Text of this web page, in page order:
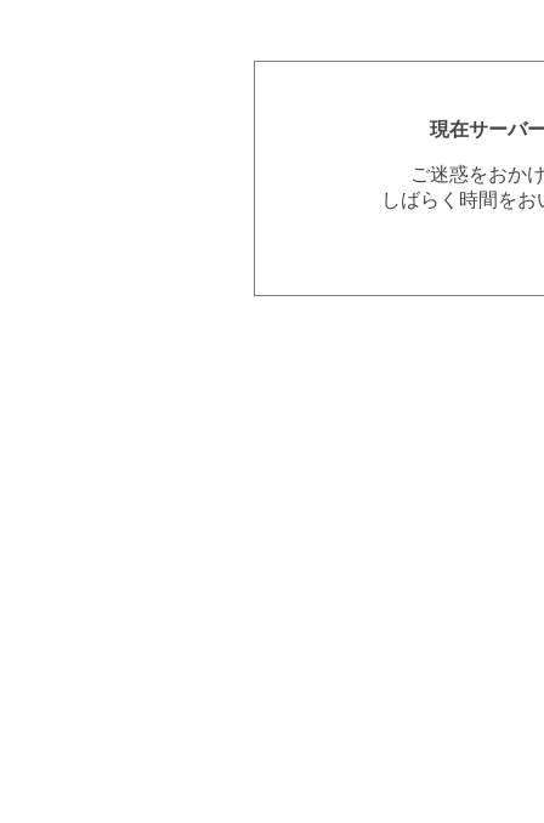
現在サーバ
ご迷惑をおか
しばらく時間を